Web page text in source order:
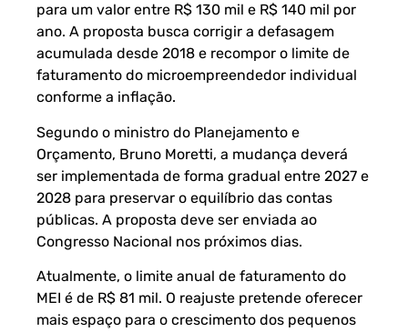
para um valor entre R$ 130 mil e R$ 140 mil por
ano. A proposta busca corrigir a defasagem
acumulada desde 2018 e recompor o limite de
faturamento do microempreendedor individual
conforme a inflação.
Segundo o ministro do Planejamento e
Orçamento, Bruno Moretti, a mudança deverá
ser implementada de forma gradual entre 2027 e
2028 para preservar o equilíbrio das contas
públicas. A proposta deve ser enviada ao
Congresso Nacional nos próximos dias.
Atualmente, o limite anual de faturamento do
MEI é de R$ 81 mil. O reajuste pretende oferecer
mais espaço para o crescimento dos pequenos